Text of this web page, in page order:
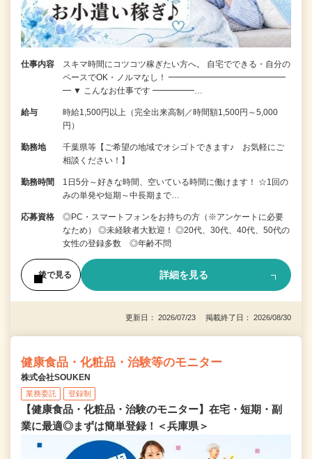
仕事内容
スキマ時間にコツコツ稼ぎたい方へ。 自宅でできる・自分の
ペースでOK・ノルマなし！ ━━━━━━━━━━━━━━
━ ▼ こんなお仕事です ━━━━━…
給与
時給1,500円以上（完全出来高制／時間額1,500円～5,000
円）
勤務地
千葉県等【ご希望の地域でオシゴトできます♪ お気軽にご
相談ください！】
勤務時間
1日5分～好きな時間、空いている時間に働けます！ ☆1回の
みの単発や短期～中長期まで…
応募資格
◎PC・スマートフォンをお持ちの方（※アンケートに必要
なため） ◎未経験者大歓迎！ ◎20代、30代、40代、50代の
女性の登録多数 ◎年齢不問
後で見る 詳細を見る
更新日： 2026/07/23 掲載終了日： 2026/08/30
健康食品・化粧品・治験等のモニター
株式会社SOUKEN
業務委託 登録制
【健康食品・化粧品・治験のモニター】在宅・短期・副
業に最適◎まずは簡単登録！＜兵庫県＞